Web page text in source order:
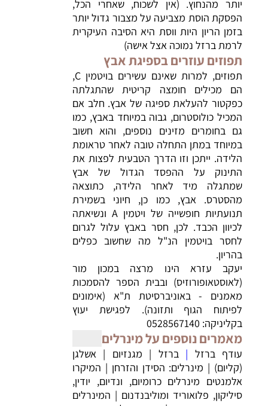
יותר מהנחוץ. (אין לשכוח, שאחרי הכל,
הפסקת הוסת מצביעה על מצבור גדול יותר
בזמן הריון היות ווסת היא הסיבה העיקרית
לרמת ברזל נמוכה אצל אישה)
תפוזים עוזרים בספיגת אבץ
תפוזים, למרות שאינם עשירים בויטמין C,
הם מכילים חומצה קריטית שהתגלתה
כפקטור להעלאת ספיגה של אבץ. חלב אם
המכיל כולוסטרום, גבוה במיוחד באבץ, כמו
גם בחומרים מזינים נוספים, והוא חשוב
במיוחד במתן התחלה טובה לאחר טראומת
הלידה. ייתכן וזו הדרך הטבעית לפצות את
התינוק על ההפסד הגדול של אבץ
שמתגלה מיד לאחר הלידה, כתוצאה
מהסטרס. אבץ, כמו כן, חיוני בשמירת
תנועתיות חופשייה של ויטמין A ונשיאתה
לכיוון הכבד. לכן, חסר באבץ עלול לגרום
לחסר בויטמין הנ"ל מה שחשוב כפלים
בהריון.
יעקב עזרא הינו מרצה במכון מור
(לאוסטאופורוזיס) ובבית הספר להסמכות
מאמנים - באוניברסיטת ת"א (אימונים
לפיתוח הגוף ותזונה). לפגישת יעוץ
בקליניקה: 0528567140
מאמרים נוספים על מינרלים
עודף ברזל | ברזל | מגנזיום | אשלגן
(קליום) | מינרלים: הסידן והזרחן | המיקרו
אלמנטים מינרלים כרומיום, ונדיום, יודין,
סיליקון, פלואוריד ומוליבנדנום | המינרלים